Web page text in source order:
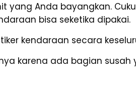
yang Anda bayangkan.
bisa seketika dipakai.
kendaraan secara
karena ada bagian susah